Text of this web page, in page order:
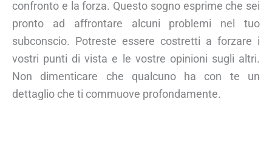
confronto e la forza. Questo sogno esprime che sei
pronto ad affrontare alcuni problemi nel tuo
subconscio. Potreste essere costretti a forzare i
vostri punti di vista e le vostre opinioni sugli altri.
Non dimenticare che qualcuno ha con te un
dettaglio che ti commuove profondamente.